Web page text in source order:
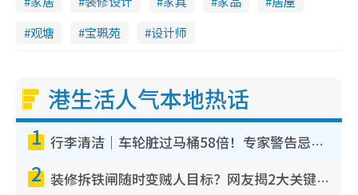
观塘
宝珮苑 设计师
港生活人气本地热话
1 行李清洁｜车轮脏过马桶58倍！专家警告忌用酒精擦 教1招免脏手除菌
2 装修拆铁闸随时变贼人目标？网友揭2大关键用途：装新款等于白装？附新旧铁闸分别